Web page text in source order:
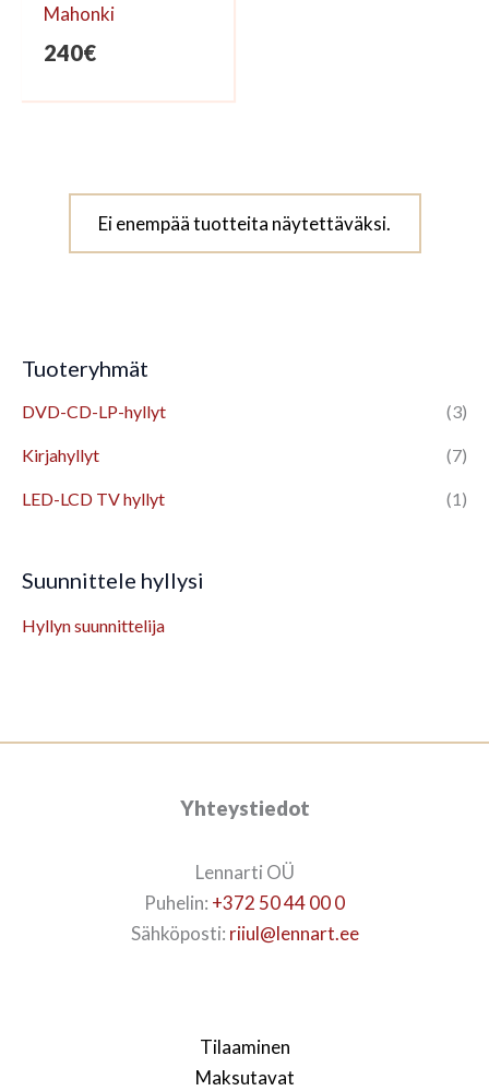
Tuoteryhmät
DVD-CD-LP-hyllyt (3)
Kirjahyllyt (7)
LED-LCD TV hyllyt (1)
Suunnittele hyllysi
Hyllyn suunnittelija
Mahonki
240€
Ei enempää tuotteita näytettäväksi.
Yhteystiedot
Lennarti OÜ
Puhelin: +372 50 44 00 0
Sähköposti: riiul@lennart.ee
Tilaaminen
Maksutavat